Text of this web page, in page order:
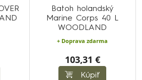
Batoh holandský
Marine Corps 40 L
WOODLAND
+ Doprava zdarma
103,31 €
Kúpiť